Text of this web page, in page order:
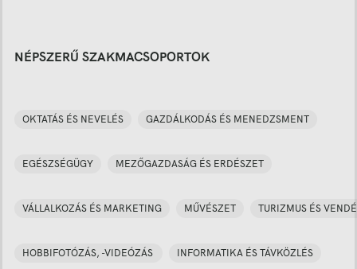
NÉPSZERŰ SZAKMACSOPORTOK
OKTATÁS ÉS NEVELÉS GAZDÁLKODÁS ÉS MENEDZSMENT
EGÉSZSÉGÜGY MEZŐGAZDASÁG ÉS ERDÉSZET
VÁLLALKOZÁS ÉS MARKETING MŰVÉSZET TURIZMUS ÉS
HOBBIFOTÓZÁS, -VIDEÓZÁS INFORMATIKA ÉS TÁVKÖZLÉS